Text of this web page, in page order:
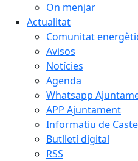
On menjar
Actualitat
Comunitat
Avisos
Notícies
Agenda
Whatsapp
APP Ajuntament
Informatiu de
Butlletí digital
RSS